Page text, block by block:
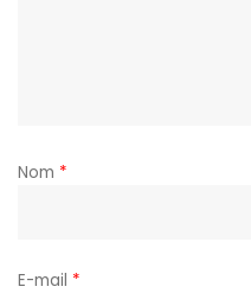
Nom *
E-mail *